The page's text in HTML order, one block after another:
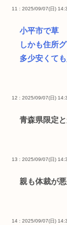
11 : 2025/09/07(日)
小平市で草
しかも住所
多少安くて
12 : 2025/09/07(日)
青森県限定
13 : 2025/09/07(日)
親も体裁が
14 : 2025/09/07(日)